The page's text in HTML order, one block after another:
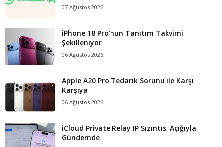
07 Ağustos 2026
iPhone 18 Pro’nun Tanıtım Takvimi
Şekilleniyor
06 Ağustos 2026
Apple A20 Pro Tedarik Sorunu ile Karşı
Karşıya
06 Ağustos 2026
iCloud Private Relay IP Sızıntısı Açığıyla
Gündemde